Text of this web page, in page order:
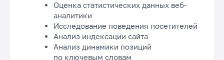
Оценка статистических данных веб-
аналитики
Исследование поведения посетителей
Анализ индексации сайта
Анализ динамики позиций
по ключевым словам